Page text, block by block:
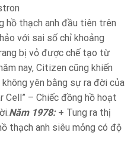
hồ thạch anh đầu tiên trên
với sai số chỉ khoảng
bị vỏ được chế tạo từ
nay, Citizen cũng khiến
yên bằng sự ra đời của
Cell” – Chiếc đồng hồ hoạt
Năm 1978:+ Tung ra thị
thạch anh siêu mỏng có độ